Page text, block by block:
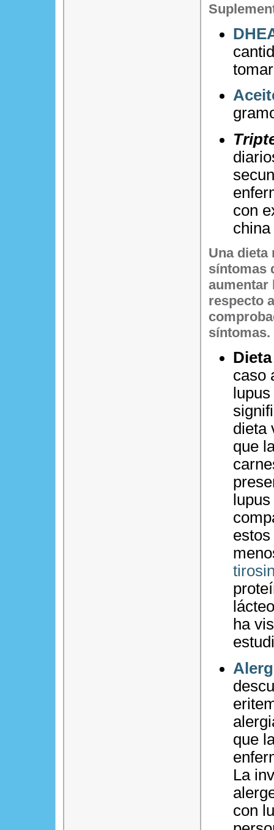
con
Una dieta
síntomas
aumentar
respecto
síntomas.
caso
dieta
que
ha
que
La
con